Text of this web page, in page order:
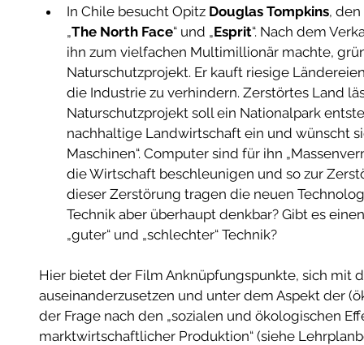
In Chile besucht Opitz Douglas Tompkins, den
„The North Face“ und „Esprit“. Nach dem
ihn zum vielfachen Multimillionär machte,
Naturschutzprojekt. Er kauft riesige
die Industrie zu verhindern. Zerstörtes Land
Naturschutzprojekt soll ein Nationalpark
nachhaltige Landwirtschaft ein und wünscht
Maschinen“. Computer sind für ihn
die Wirtschaft beschleunigen und so zur
dieser Zerstörung tragen die neuen
Technik aber überhaupt denkbar? Gibt es
„guter“ und „schlechter“ Technik?
Hier bietet der Film Anknüpfungspunkte, sich mit
auseinanderzusetzen und unter dem Aspekt der
der Frage nach den „sozialen und ökologischen
marktwirtschaftlicher Produktion“ (siehe